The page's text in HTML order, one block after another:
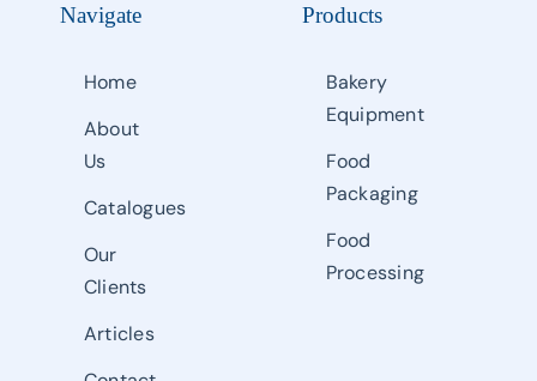
Navigate
Home
About
Us
Catalogues
Our
Clients
Articles
Products
Bakery
Equipment
Food
Packaging
Food
Processing